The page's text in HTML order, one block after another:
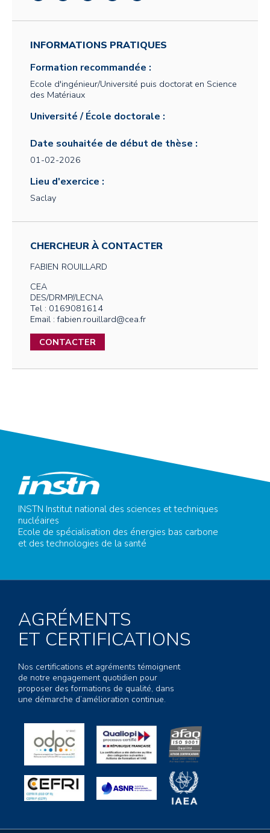
INFORMATIONS PRATIQUES
Formation recommandée :
Ecole d'ingénieur/Université puis doctorat en Science
des Matériaux
Université / École doctorale :
Date souhaitée de début de thèse :
01-02-2026
Lieu d'exercice :
Saclay
CHERCHEUR À CONTACTER
FABIEN ROUILLARD
CEA
DES/DRMP//LECNA
Tel : 0169081614
Email : fabien.rouillard@cea.fr
CONTACTER
INSTN Institut national des sciences et techniques
nucléaires
Ecole de spécialisation des énergies bas carbone
et des technologies de la santé
AGRÉMENTS
ET CERTIFICATIONS
Nos certifications et agréments témoignent
de notre engagement quotidien pour
proposer des formations de qualité, dans
une démarche d’amélioration continue.